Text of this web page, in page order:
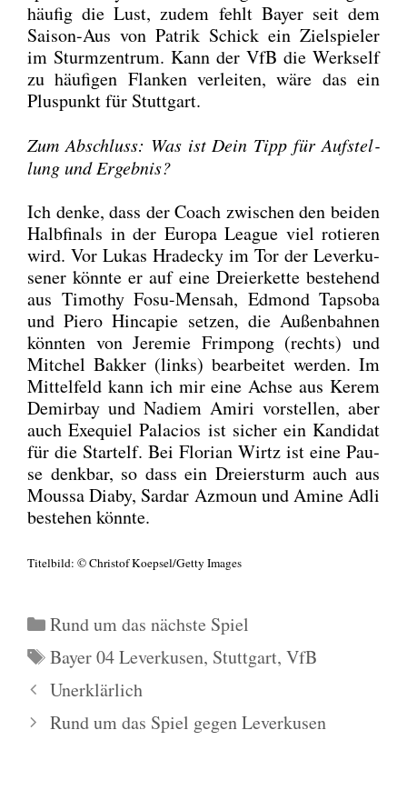
häu­fig die Lust, zudem fehlt Bay­er seit dem
Sai­son-Aus von Patrik Schick ein Ziel­spie­ler
im Sturm­zen­trum. Kann der VfB die Werks­elf
zu häu­fi­gen Flan­ken ver­lei­ten, wäre das ein
Plus­punkt für Stutt­gart.
Zum Abschluss: Was ist Dein Tipp für Auf­stel­
lung und Ergeb­nis?
Ich den­ke, dass der Coach zwi­schen den bei­den
Halb­fi­nals in der Euro­pa League viel rotie­ren
wird. Vor Lukas Hra­de­cky im Tor der Lever­ku­
se­ner könn­te er auf eine Drei­er­ket­te bestehend
aus Timo­thy Fosu-Men­sah, Edmond Tap­so­ba
und Pie­ro Hin­ca­pie set­zen, die Außen­bah­nen
könn­ten von Jere­mie Frim­pong (rechts) und
Mit­chel Bak­ker (links) bear­bei­tet wer­den. Im
Mit­tel­feld kann ich mir eine Ach­se aus Kerem
Demir­bay und Nadiem Ami­ri vor­stel­len, aber
auch Exe­quiel Pala­ci­os ist sicher ein Kan­di­dat
für die Start­elf. Bei Flo­ri­an Wirtz ist eine Pau­
se denk­bar, so dass ein Drei­er­sturm auch aus
Moussa Dia­by, Sar­dar Azmoun und Ami­ne Adli
bestehen könn­te.
Titel­bild: © Chris­tof Koepsel/Getty Images
Kategorien
Rund um das nächste Spiel
Schlagwörter
Bayer 04 Leverkusen, Stuttgart, VfB
Unerklärlich
Rund um das Spiel gegen Leverkusen